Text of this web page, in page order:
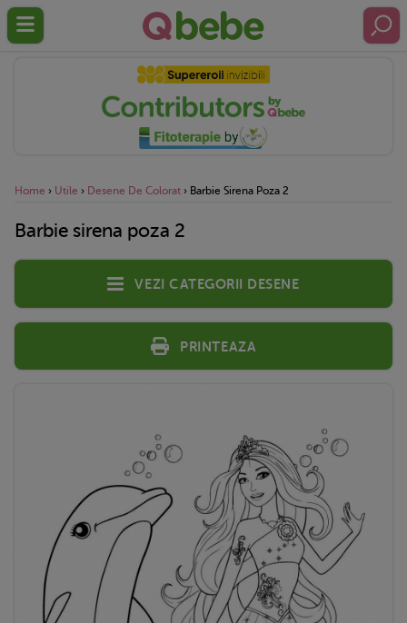
Home › Utile › Desene De Colorat › Barbie Sirena Poza 2
Barbie sirena poza 2
Vezi categorii desene
Printeaza